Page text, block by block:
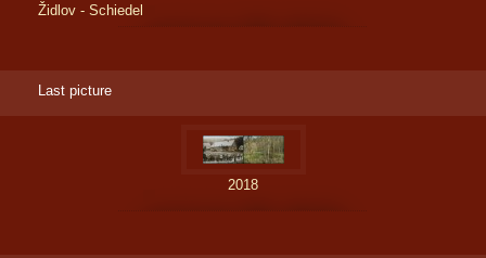
Židlov - Schiedel
Last picture
2018